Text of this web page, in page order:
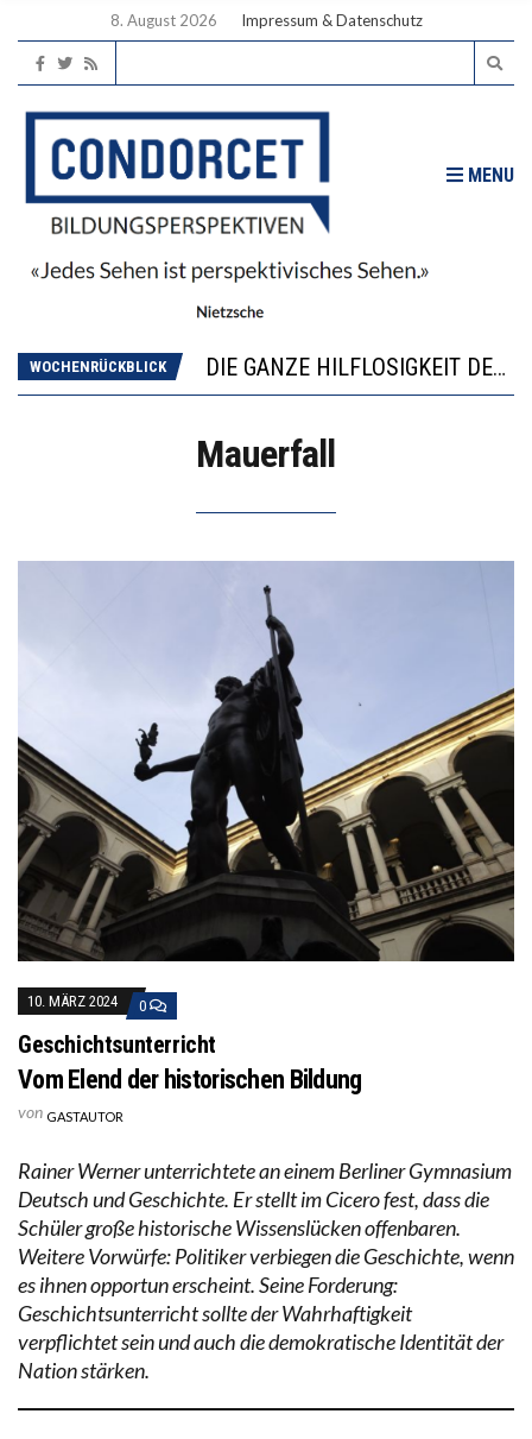
8. August 2026 Impressum & Datenschutz
MENU
WOCHENRÜCKBLICK
DIE GANZE HILFLOSIGKEIT DES BILDUNGSBÜRGERTUMS
WORAUS WÄCHST, WAS KINDER TRÄGT
Mauerfall
10. MÄRZ 2024 0
Geschichtsunterricht
Vom Elend der historischen Bildung
von GASTAUTOR
Rainer Werner unterrichtete an einem Berliner Gymnasium
Deutsch und Geschichte. Er stellt im Cicero fest, dass die
Schüler große historische Wissenslücken offenbaren.
Weitere Vorwürfe: Politiker verbiegen die Geschichte, wenn
es ihnen opportun erscheint. Seine Forderung:
Geschichtsunterricht sollte der Wahrhaftigkeit
verpflichtet sein und auch die demokratische Identität der
Nation stärken.